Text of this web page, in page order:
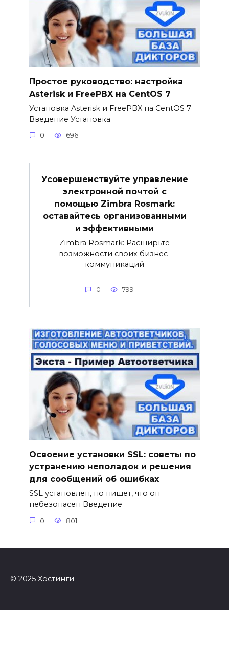
Простое руководство: настройка
Asterisk и FreePBX на CentOS 7
Установка Asterisk и FreePBX на CentOS 7
Введение Установка
0 696
Усовершенствуйте управление
электронной почтой с
помощью Zimbra Rosmark:
оставайтесь организованными
и эффективными
Zimbra Rosmark: Расширьте
возможности своих бизнес-
коммуникаций
0 799
Освоение установки SSL: советы по
устранению неполадок и решения
для сообщений об ошибках
SSL установлен, но пишет, что он
небезопасен Введение
0 801
© 2025 Хостинги